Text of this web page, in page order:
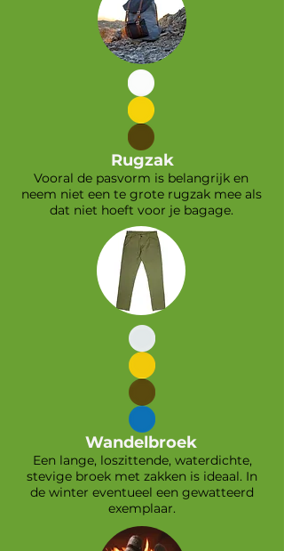
Rugzak
Vooral de pasvorm is belangrijk en
neem niet een te grote rugzak mee als
dat niet hoeft voor je bagage.
Wandelbroek
Een lange, loszittende, waterdichte,
stevige broek met zakken is ideaal. In
de winter eventueel een gewatteerd
exemplaar.